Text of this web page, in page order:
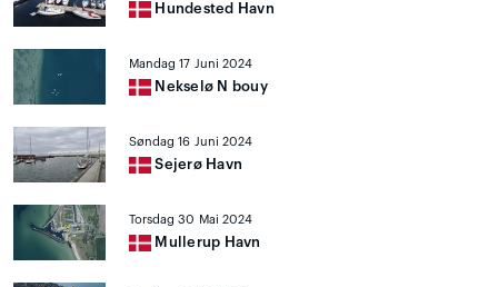
Hundested Havn
Mandag 17 Juni 2024
Nekselø N bouy
Søndag 16 Juni 2024
Sejerø Havn
Torsdag 30 Mai 2024
Mullerup Havn